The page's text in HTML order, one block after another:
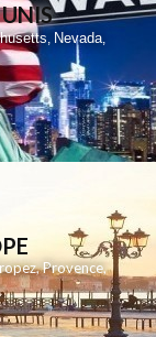
, Nevada,
,Provence,